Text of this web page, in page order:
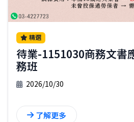
精選
待業-1151030商務文書
務班
2026/10/30
了解更多